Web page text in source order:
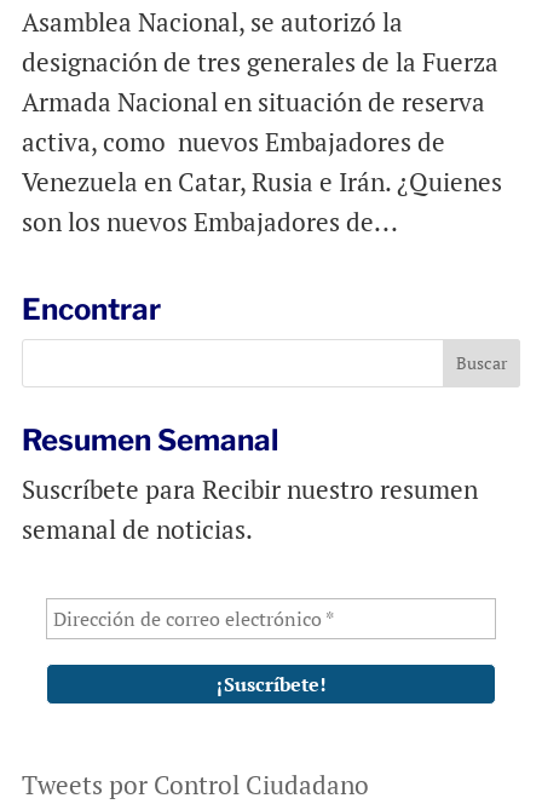
Asamblea Nacional, se autorizó la
designación de tres generales de la Fuerza
Armada Nacional en situación de reserva
activa, como nuevos Embajadores de
Venezuela en Catar, Rusia e Irán. ¿Quienes
son los nuevos Embajadores de...
Encontrar
Resumen Semanal
Suscríbete para Recibir nuestro resumen
semanal de noticias.
Tweets por Control Ciudadano